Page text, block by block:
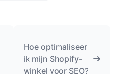
Hoe optimaliseer
ik mijn Shopify-
winkel voor SEO?